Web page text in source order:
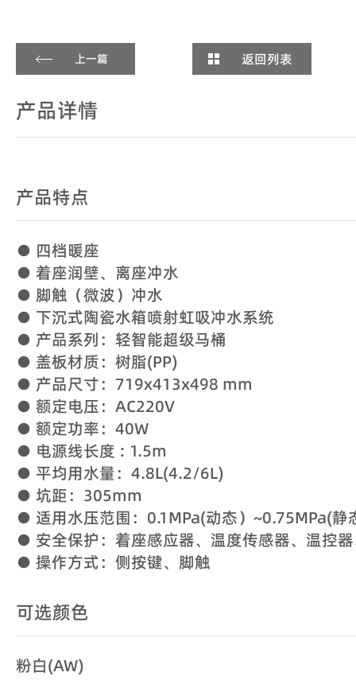
上一篇 返回列表
产品详情
产品特点
● 四档暖座
● 着座润壁、离座冲水
● 脚触（微波）冲水
● 下沉式陶瓷水箱喷射虹吸冲水系统
● 产品系列：轻智能超级马桶
● 盖板材质：树脂(PP)
● 产品尺寸：719x413x498 mm
● 额定电压：AC220V
● 额定功率：40W
● 电源线长度 : 1.5m
● 平均用水量：4.8L(4.2/6L)
● 坑距：305mm
● 适用水压范围：0.1MPa(动态）~0.75MPa(静
● 安全保护：着座感应器、温度传感器、温控
● 操作方式：侧按键、脚触
可选颜色
粉白(AW)